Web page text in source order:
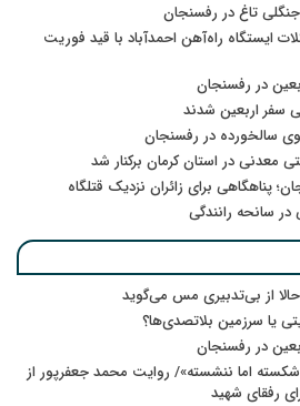
تاغ در رفسنجان
ایستگاه راه‌آهن احمدآباد با قید فوریت
در رفسنجان
سالخورده در رفسنجان
در استان کرمان برکنار شد
پناهگاهی برای زائران نزدیک قتلگاه
از بی‌تدبیری مس می‌گوید
یا سرزمین بلاتصدی‌ها؟
در رفسنجان
اما ننشسته»/ روایت محمد جعفرپور از